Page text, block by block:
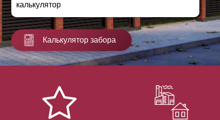
калькулятор
Калькулятор забора